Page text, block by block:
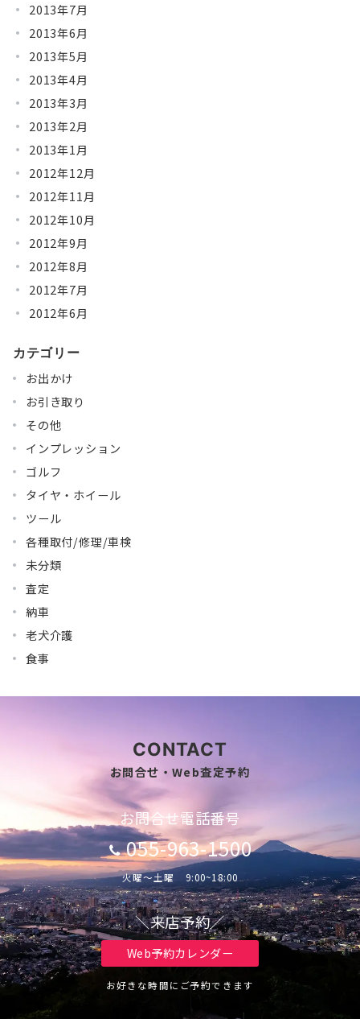
2013年7月
2013年6月
2013年5月
2013年4月
2013年3月
2013年2月
2013年1月
2012年12月
2012年11月
2012年10月
2012年9月
2012年8月
2012年7月
2012年6月
カテゴリー
お出かけ
お引き取り
その他
インプレッション
ゴルフ
タイヤ・ホイール
ツール
各種取付/修理/車検
未分類
査定
納車
老犬介護
食事
CONTACT
お問合せ・Web査定予約
お問合せ電話番号
055-963-1500
火曜～土曜 9:00~18:00
＼来店予約／
Web予約カレンダー
お好きな時間にご予約できます